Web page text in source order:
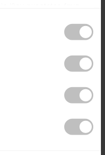
svetainėje iš tam tikro
lankytojo IP adresą,